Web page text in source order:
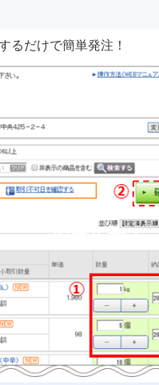
るだけで簡単発注！